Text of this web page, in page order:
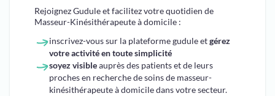
Rejoignez Gudule et facilitez votre quotidien de
Masseur-Kinésithérapeute à domicile :
inscrivez-vous sur la plateforme gudule etgérez
votre activité en toute simplicité
soyez visibleauprès des patients et de leurs
proches en recherche de soins de masseur-
kinésithérapeute à domicile dans votre secteur.